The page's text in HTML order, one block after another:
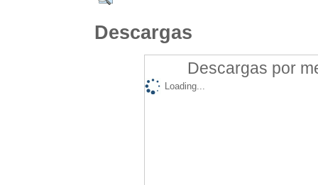
Descargas
Descargas por
Loading...